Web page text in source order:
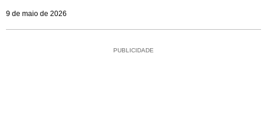
9 de maio de 2026
PUBLICIDADE